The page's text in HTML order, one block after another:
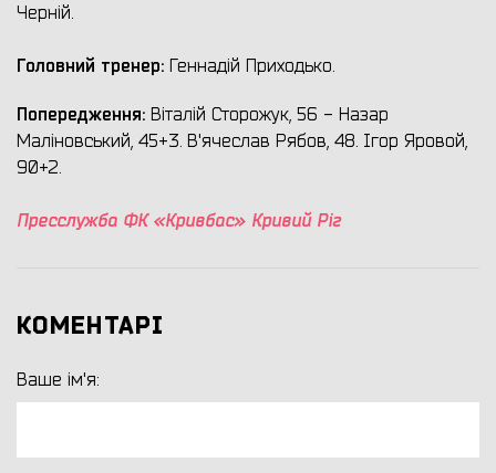
Черній.
Головний тренер: Геннадій Приходько.
Попередження: Віталій Сторожук, 56 - Назар
Маліновський, 45+3. В'ячеслав Рябов, 48. Ігор Яровой,
90+2.
Пресслужба ФК «Кривбас» Кривий Ріг
КОМЕНТАРІ
Ваше ім'я: